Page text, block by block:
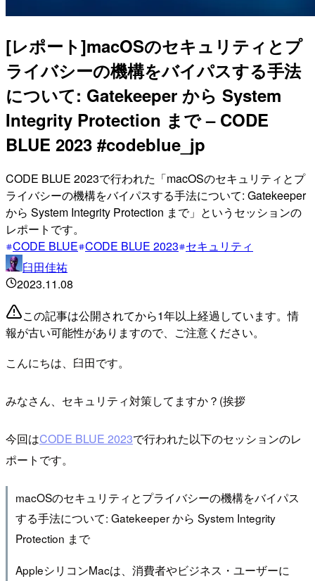
[レポート]macOSのセキュリティとプ
ライバシーの機構をバイパスする手法
について: Gatekeeper から System
Integrity Protection まで – CODE
BLUE 2023 #codeblue_jp
CODE BLUE 2023で行われた「macOSのセキュリティとプ
ライバシーの機構をバイパスする手法について: Gatekeeper
から System Integrity Protection まで」というセッションの
レポートです。
CODE BLUE CODE BLUE 2023 セキュリティ
臼田佳祐
2023.11.08
この記事は公開されてから1年以上経過しています。情
報が古い可能性がありますので、ご注意ください。
こんにちは、臼田です。
みなさん、セキュリティ対策してますか？(挨拶
今回はCODE BLUE 2023で行われた以下のセッションのレ
ポートです。
macOSのセキュリティとプライバシーの機構をバイパス
する手法について: Gatekeeper から System Integrity
Protection まで
AppleシリコンMacは、消費者やビジネス・ユーザーに